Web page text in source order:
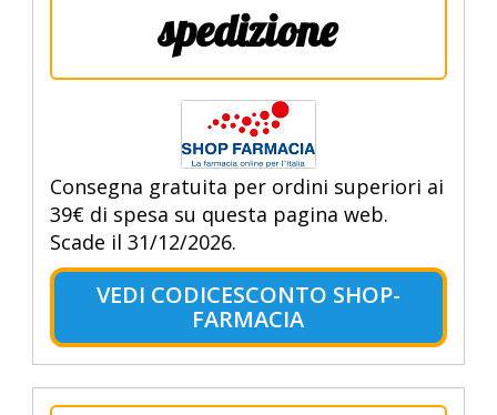
spedizione
Consegna gratuita per ordini superiori ai
39€ di spesa su questa pagina web.
Scade il 31/12/2026.
VEDI CODICESCONTO SHOP-
FARMACIA